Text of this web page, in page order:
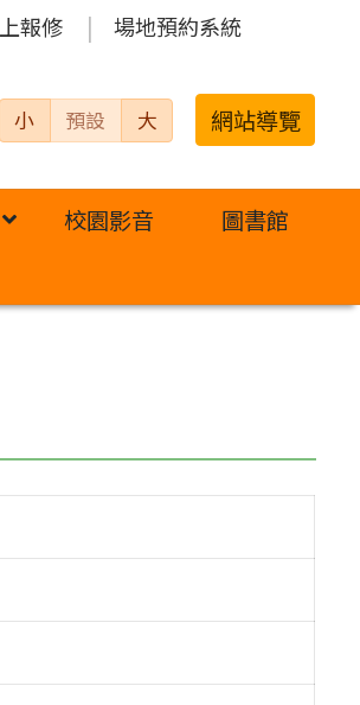
報修 場地預約系統
小 預設 大 網站導覽
校園影音
圖書館